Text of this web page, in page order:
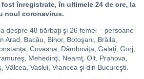
înregistrate, în ultimele 24 de ore, la
noul coronavirus.
despre 48 bărbaţi şi 26 femei – persoane
Arad, Bacău, Bihor, Botoşani, Brăila,
Covasna, Dâmboviţa, Galaţi, Gorj,
Mehedinţi, Neamţ, Olt, Prahova,
Vâlcea, Vaslui, Vrancea şi din Bucureşti.